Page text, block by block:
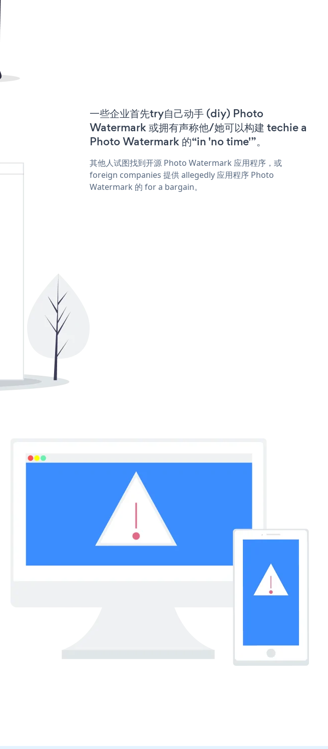
一些企业首先try自己动手 (diy) Photo
Watermark 或拥有声称他/她可以构建 techie a
Photo Watermark 的“in 'no time'”。
其他人试图找到开源 Photo Watermark 应用程序，或
foreign companies 提供 allegedly 应用程序 Photo
Watermark 的 for a bargain。